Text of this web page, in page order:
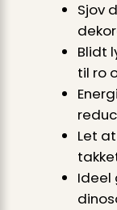
Sjov
Blidt
til ro
Let
Ideel